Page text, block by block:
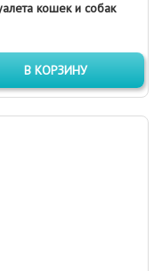
кошек и собак
В КОРЗИНУ